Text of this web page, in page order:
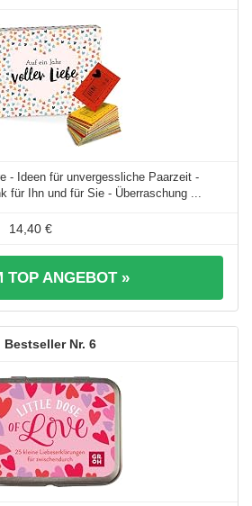
- Ideen für unvergessliche Paarzeit -
für Ihn und für Sie - Überraschung ...
14,40 €
TOP ANGEBOT »
6